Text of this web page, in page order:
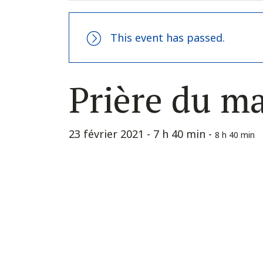
This event has passed.
Prière du
23 février 2021 - 7 h 40 min - 8 h 40 min